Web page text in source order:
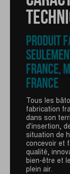
PRODUIT
FRANCE,
FRANCE
Tous les
fabrication
dans son
d'insertion,
situation de
concevoir et
qualité,
bien-être et
plein air.
GANTELET
La nouvelle
poignée
blocage
Viper+ Race.
traileurs,
respirante,
poussoir
lors d'une
garantissent
performant.